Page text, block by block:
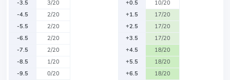
-3.5
3/20
-4.5
2/20
-5.5
2/20
-6.5
2/20
-7.5
2/20
-8.5
1/20
-9.5
0/20
+0.5
10/20
+1.5
17/20
+2.5
17/20
+3.5
17/20
+4.5
18/20
+5.5
18/20
+6.5
18/20